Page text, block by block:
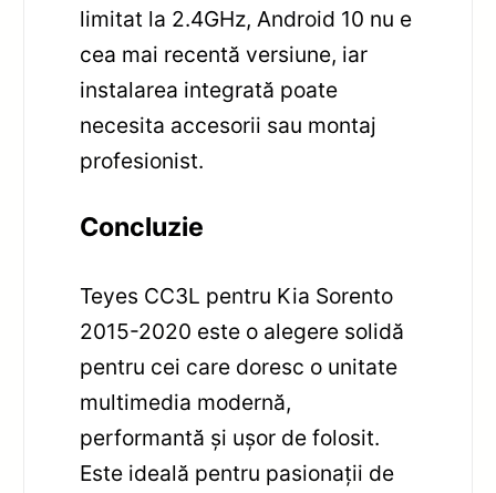
limitat la 2.4GHz, Android 10 nu e
cea mai recentă versiune, iar
instalarea integrată poate
necesita accesorii sau montaj
profesionist.
Concluzie
Teyes CC3L pentru Kia Sorento
2015-2020 este o alegere solidă
pentru cei care doresc o unitate
multimedia modernă,
performantă și ușor de folosit.
Este ideală pentru pasionaţii de